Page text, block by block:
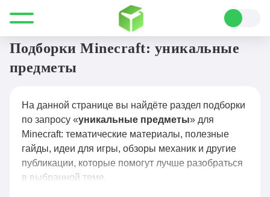
Все для Minecraft уникальные предметы
Подборки Minecraft: уникальные
предметы
На данной странице вы найдёте раздел подборки
по запросу «уникальные предметы» для
Minecraft: тематические материалы, полезные
гайды, идеи для игры, обзоры механик и другие
публикации, которые помогут лучше разобраться
в выбранной теме.